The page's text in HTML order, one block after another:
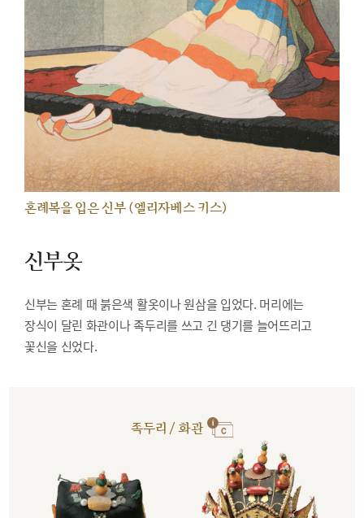
혼례복을 입은 신부 (엘리자베스 키스)
신부옷
신부는 혼례 때 붉은색 활옷이나 원삼을 입었다. 머리에는
장식이 달린 화관이나 족두리를 쓰고 긴 댕기를 늘어뜨리고
꽃신을 신었다.
족두리 / 화관